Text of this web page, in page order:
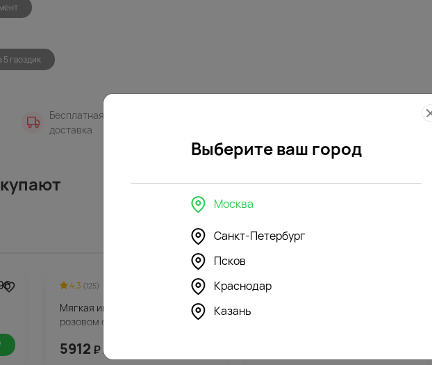
5 гвоздик
Бесплатная
доставка
4.3 (125) 296
Мягкая игрушка Зайка Ми в
розовом сарафане
5912 ₽
4.3
Выберите ваш город
Москва
Санкт-Петербург
Псков
Краснодар
Казань